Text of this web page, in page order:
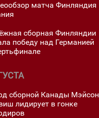
матча Финляндия
сборная Финляндии
победу над Германией
сборной Канады Мэйсон
лидирует в гонке